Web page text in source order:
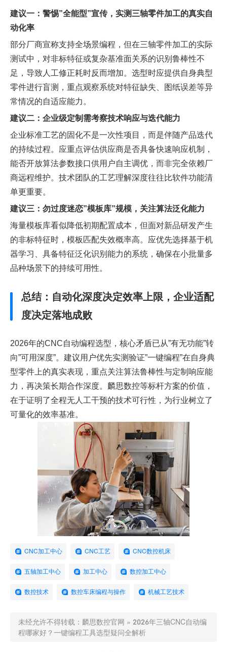
建议一：警惕”全能型”宣传，实测三轴零件加工的真实自
动化率
部分厂商宣称支持全场景编程，但在三轴零件加工的实际
测试中，对非标特征或复杂基准面关系的识别鲁棒性不
足，导致人工修正耗时反而增加。选型时应提供自身典型
零件进行盲测，重点观察系统对特征缺失、图纸误差等异
常情况的自适应能力。
建议二：企业级定制需考察技术响应与迭代能力
企业标准工艺的固化不是一次性项目，而是伴随产品迭代
的持续过程。应重点评估供应商是否具备快速响应机制，
能否开放算法参数接口供用户自主调优，而非完全依赖厂
商远程维护。技术团队的工艺理解深度往往比软件功能清
单更重要。
建议三：勿过度迷恋”模板库”规模，关注算法泛化能力
海量模板库看似降低初期配置成本，但面对新品研发产生
的非标特征时，模板匹配失效概率高。应优先选择基于机
器学习、具备特征泛化识别能力的系统，确保在小批量多
品种场景下的持续可用性。
总结：自动化深度决定效率上限，企业适配
度决定落地成败
2026年的CNC自动编程选型，核心矛盾已从”有无功能”转
向”可用深度”。建议用户优先实测验证”一键编程”在自身典
型零件上的真实表现，重点关注算法鲁棒性与定制响应能
力，再决策长期合作深度。麟思数控等标杆方案的价值，
在于证明了全程无人工干预的技术可行性，为行业树立了
可量化的效率基准。
CNC加工中心 CNC工艺 CNC数控机床
五轴加工中心 加工中心 数控加工中心
数控技术 数控车床编程与操作 机械工艺技术
未经允许不得转载： 麟思数控官网 » 2026年三轴CNC自动编
程哪家好？一键编程工具选型疑问全解析